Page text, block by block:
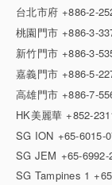
台北市府 +886-2-
桃園門市 +886-3-
新竹門市 +886-3-
嘉義門市 +886-5-
高雄門市 +886-7-
HK美麗華 +852-
SG ION +65-6015-
SG JEM +65-6992-
SG Tampines 1